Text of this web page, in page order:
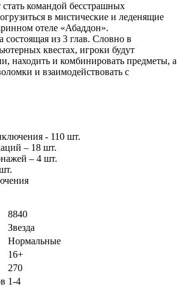
командой бесстрашных
в мистические и леденящие
отеле «Абаддон».
состоящая из 3 глав. Словно в
квестах, игроки будут
находить и комбинировать предметы, а
и взаимодействовать с
- 110 шт.
– 18 шт.
– 4 шт.
8840
Звезда
Нормальные
16+
270
1-4